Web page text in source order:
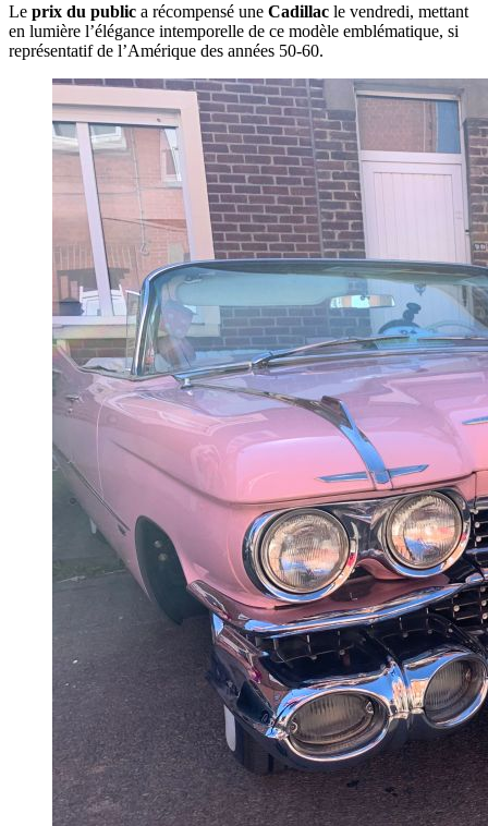
Le prix du public a récompensé une Cadillac le vendredi, mettant
en lumière l’élégance intemporelle de ce modèle emblématique, si
représentatif de l’Amérique des années 50-60.